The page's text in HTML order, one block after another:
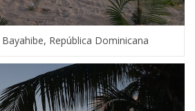
República Dominicana